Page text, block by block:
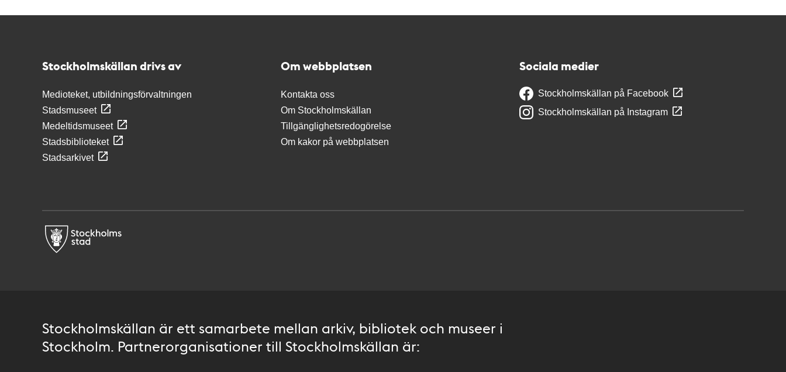
Stockholmskällan drivs av
Medioteket, utbildningsförvaltningen
Stadsmuseet
Medeltidsmuseet
Stadsbiblioteket
Stadsarkivet
Om webbplatsen
Kontakta oss
Om Stockholmskällan
Tillgänglighetsredogörelse
Om kakor på webbplatsen
Sociala medier
Stockholmskällan på Facebook
Stockholmskällan på Instagram
Stockholmskällan är ett samarbete mellan arkiv, bibliotek och museer i
Stockholm. Partnerorganisationer till Stockholmskällan är: